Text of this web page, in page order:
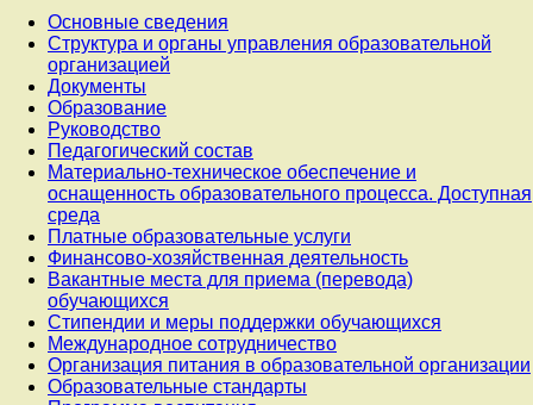
Основные сведения
Структура и органы управления образовательной
организацией
Документы
Образование
Руководство
Педагогический состав
Материально-техническое обеспечение и
оснащенность образовательного процесса. Доступная
среда
Платные образовательные услуги
Финансово-хозяйственная деятельность
Вакантные места для приема (перевода)
обучающихся
Стипендии и меры поддержки обучающихся
Международное сотрудничество
Организация питания в образовательной организации
Образовательные стандарты